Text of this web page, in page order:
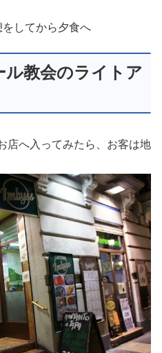
してから夕食へ
ル教会のライトア
店へ入ってみたら、お客は地